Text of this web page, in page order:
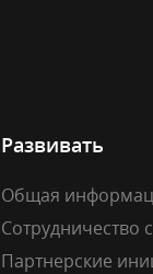
Развивать
Общая
Сотрудничество
Партнерские